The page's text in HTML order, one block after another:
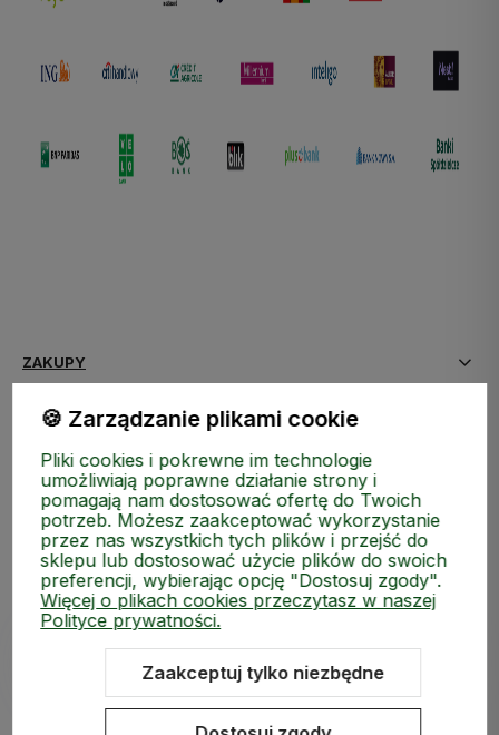
ZAKUPY
MEDIA SPOŁECZNOŚCIOWE
MOJE KONTO
INFORMACJE
Sklep internetowy Shoper.pl Szablon Shoper Modern 3.0™
🍪 Zarządzanie plikami cookie
Pliki cookies i pokrewne im technologie
umożliwiają poprawne działanie strony i
pomagają nam dostosować ofertę do Twoich
potrzeb. Możesz zaakceptować wykorzystanie
przez nas wszystkich tych plików i przejść do
sklepu lub dostosować użycie plików do swoich
preferencji, wybierając opcję "Dostosuj zgody".
Więcej o plikach cookies przeczytasz w naszej
Polityce prywatności.
Zaakceptuj tylko niezbędne